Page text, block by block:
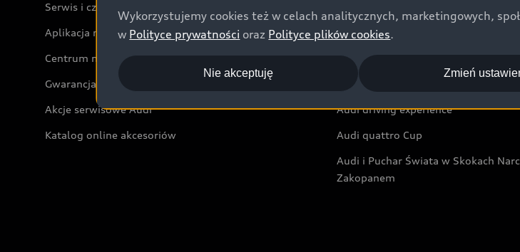
Serwis i części
Aplikacja myAudi i usługi cyfrowe
Centrum napraw powypadkowych
Gwarancja
Akcje serwisowe Audi
Katalog online akcesoriów
Audi Nuvolari
Audi Sport Festiwal
Audi i Muzeum Sztuki Nowoczesnej
Audi driving experience
Audi quattro Cup
Audi i Puchar Świata w Skokach
Zakopanem
Wykorzystujemy cookies też w celach analitycznych, marketingowych,
w Polityce prywatności oraz Polityce plików cookies.
Nie akceptuję Zmień